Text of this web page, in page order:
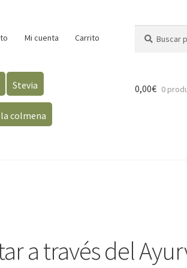
Mi cuenta Carrito
por:
Stevia
colmena
0,00€ 0
a través del